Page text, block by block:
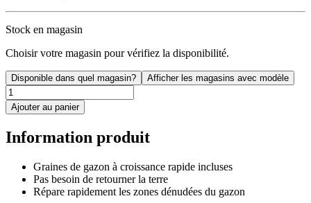
Stock en magasin
Choisir votre magasin pour vérifiez la disponibilité.
Disponible dans quel magasin? Afficher les magasins avec modèle
Ajouter au panier
Information produit
Graines de gazon à croissance rapide incluses
Pas besoin de retourner la terre
Répare rapidement les zones dénudées du gazon